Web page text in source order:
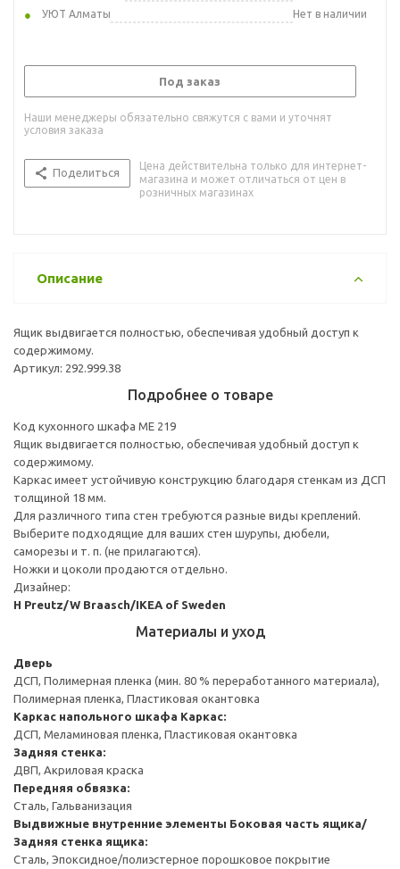
УЮТ Алматы
Нет в наличии
Под заказ
Наши менеджеры обязательно свяжутся с вами и уточнят
условия заказа
Поделиться
Цена действительна только для интернет-
магазина и может отличаться от цен в
розничных магазинах
Описание
Ящик выдвигается полностью, обеспечивая удобный доступ к
содержимому.
Артикул: 292.999.38
Подробнее о товаре
Код кухонного шкафа ME 219
Ящик выдвигается полностью, обеспечивая удобный доступ к
содержимому.
Каркас имеет устойчивую конструкцию благодаря стенкам из ДСП
толщиной 18 мм.
Для различного типа стен требуются разные виды креплений.
Выберите подходящие для ваших стен шурупы, дюбели,
саморезы и т. п. (не прилагаются).
Ножки и цоколи продаются отдельно.
Дизайнер:
H Preutz/W Braasch/IKEA of Sweden
Материалы и уход
Дверь
ДСП, Полимерная пленка (мин. 80 % переработанного материала),
Полимерная пленка, Пластиковая окантовка
Каркас напольного шкафа Каркас:
ДСП, Меламиновая пленка, Пластиковая окантовка
Задняя стенка:
ДВП, Акриловая краска
Передняя обвязка:
Сталь, Гальванизация
Выдвижные внутренние элементы Боковая часть ящика/
Задняя стенка ящика:
Сталь, Эпоксидное/полиэстерное порошковое покрытие